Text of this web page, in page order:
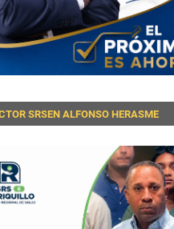
SRSEN ALFONSO HERASME